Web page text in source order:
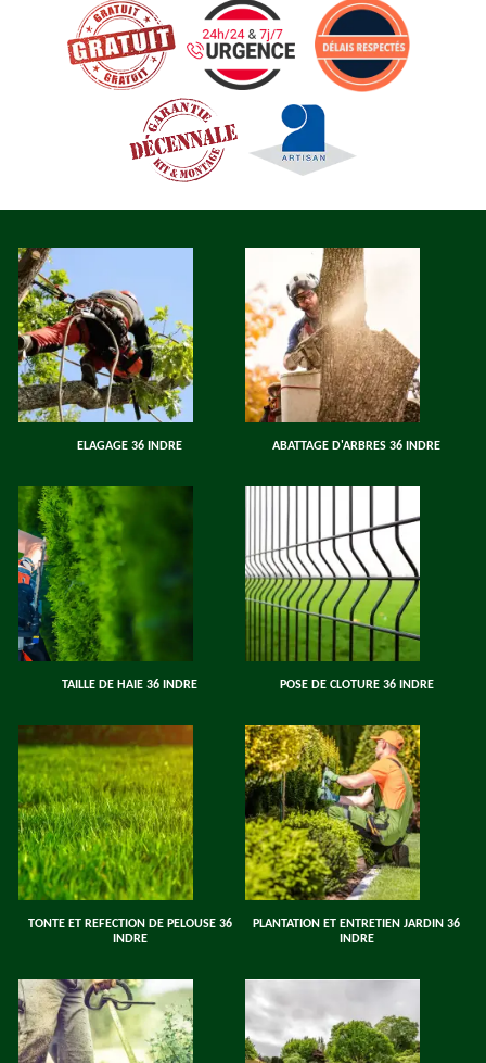
ELAGAGE 36 INDRE ABATTAGE D'ARBRES 36 INDRE
TAILLE DE HAIE 36 INDRE POSE DE CLOTURE 36 INDRE
TONTE ET REFECTION DE PELOUSE 36
INDRE
PLANTATION ET ENTRETIEN JARDIN 36
INDRE